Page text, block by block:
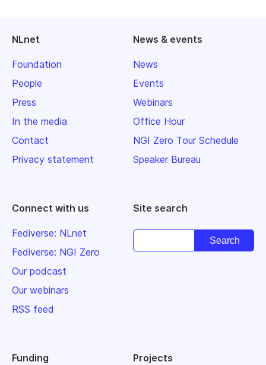
NLnet
Foundation
People
Press
In the media
Contact
Privacy statement
News & events
News
Events
Webinars
Office Hour
NGI Zero Tour Schedule
Speaker Bureau
Connect with us
Fediverse: NLnet
Fediverse: NGI Zero
Our podcast
Our webinars
RSS feed
Site search
Funding Projects